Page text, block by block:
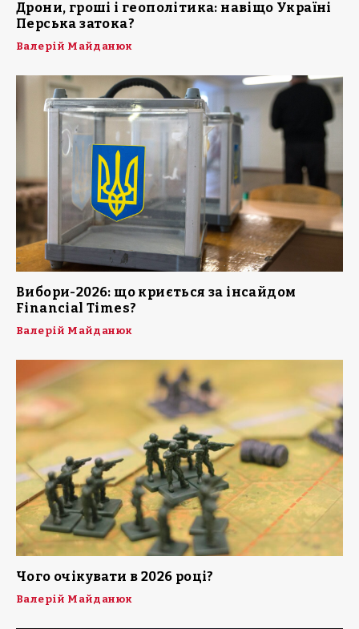
Дрони, гроші і геополітика: навіщо Україні
Перська затока?
Валерій Майданюк
Вибори-2026: що криється за інсайдом
Financial Times?
Валерій Майданюк
Чого очікувати в 2026 році?
Валерій Майданюк